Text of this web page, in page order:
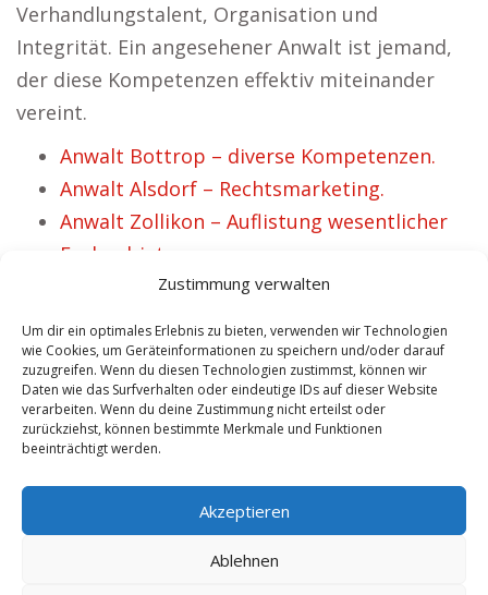
Zustimmung verwalten
Um dir ein optimales Erlebnis zu bieten, verwenden wir Technologien
wie Cookies, um Geräteinformationen zu speichern und/oder darauf
zuzugreifen. Wenn du diesen Technologien zustimmst, können wir
Daten wie das Surfverhalten oder eindeutige IDs auf dieser Website
verarbeiten. Wenn du deine Zustimmung nicht erteilst oder
zurückziehst, können bestimmte Merkmale und Funktionen
beeinträchtigt werden.
Akzeptieren
Ablehnen
Verhandlungstalent, Organisation und
Integrität. Ein angesehener Anwalt ist jemand,
der diese Kompetenzen effektiv miteinander
vereint.
Anwalt Bottrop – diverse Kompetenzen.
Anwalt Alsdorf – Rechtsmarketing.
Anwalt Zollikon – Auflistung wesentlicher
Fachgebiete.
Anwalt Weinfelden – Rechtsprofis für
Strafrecht.
Anwalt Schlitz – recherchieren bzgl.
geeigneten Jurist
Anwalt Waldsassen – Baurecht Fachjuristen
finden.
Anwalt Salzgitter – Mietrecht Fachjuristen